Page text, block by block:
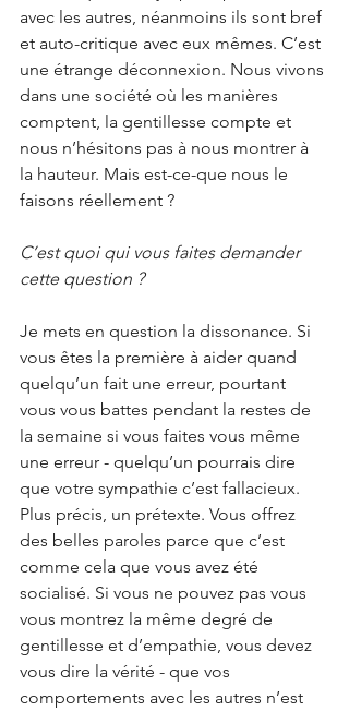
avec les autres, néanmoins ils sont bref
et auto-critique avec eux mêmes. C’est
une étrange déconnexion. Nous vivons
dans une société où les manières
comptent, la gentillesse compte et
nous n’hésitons pas à nous montrer à
la hauteur. Mais est-ce-que nous le
faisons réellement ?
C’est quoi qui vous faites demander
cette question ?
Je mets en question la dissonance. Si
vous êtes la première à aider quand
quelqu’un fait une erreur, pourtant
vous vous battes pendant la restes de
la semaine si vous faites vous même
une erreur - quelqu’un pourrais dire
que votre sympathie c’est fallacieux.
Plus précis, un prétexte. Vous offrez
des belles paroles parce que c’est
comme cela que vous avez été
socialisé. Si vous ne pouvez pas vous
vous montrez la même degré de
gentillesse et d’empathie, vous devez
vous dire la vérité - que vos
comportements avec les autres n’est